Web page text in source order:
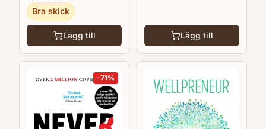
Bra skick
Lägg till Lägg till
-71%